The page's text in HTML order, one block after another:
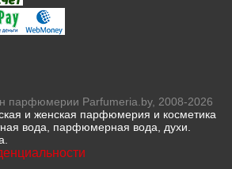
парфюмерии Parfumeria.by, 2008-2026
и женская парфюмерия и косметика
вода, парфюмерная вода, духи.